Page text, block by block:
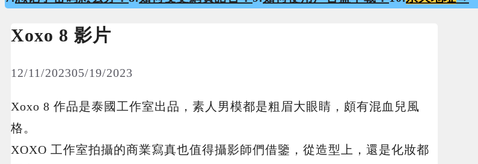
Xoxo 8 影片
12/11/202305/19/2023
Xoxo 8 作品是泰國工作室出品，素人男模都是粗眉大眼睛，頗有混血兒風
格。
XOXO 工作室拍攝的商業寫真也值得攝影師們借鑒，從造型上，還是化妝都